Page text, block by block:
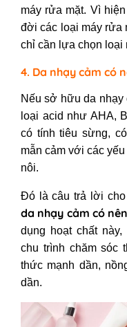
máy rửa mặt. Vì
đời các loại máy rửa
chỉ cần lựa chọn
4. Da nhạy cảm có
Nếu sở hữu da nhạy
loại acid như AHA,
có tính tiêu sừng,
mẫn cảm với các
nôi.
Đó là câu trả lời
da nhạy cảm có
dụng hoạt chất
chu trình chăm sóc
thức mạnh dần,
dần.